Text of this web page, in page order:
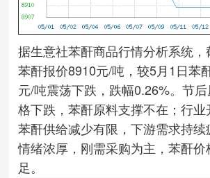
据生意社苯酐商品行情分析系统，
苯酐报价8910元/吨，较5月1日苯
元/吨震荡下跌，跌幅0.26%。节
格下跌，苯酐原料支撑不在；行业
苯酐供给减少有限，下游需求持
情绪浓厚，刚需采购为主，苯酐
足。